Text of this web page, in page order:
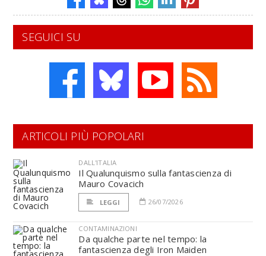
SEGUICI SU
ARTICOLI PIÙ POPOLARI
DALL'ITALIA
Il Qualunquismo sulla fantascienza di
Mauro Covacich
LEGGI 26/07/2026
CONTAMINAZIONI
Da qualche parte nel tempo: la
fantascienza degli Iron Maiden